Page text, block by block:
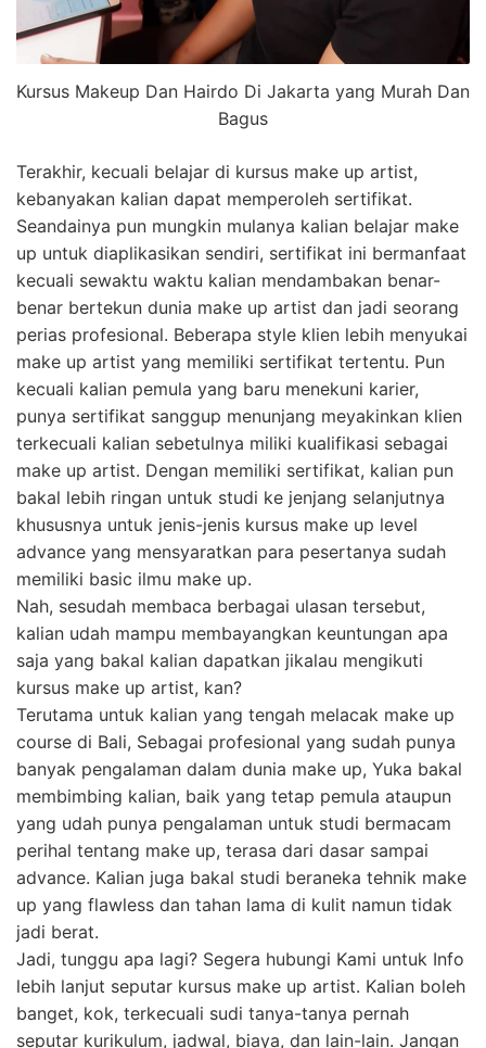
Kursus Makeup Dan Hairdo Di Jakarta yang Murah Dan
Bagus
Terakhir, kecuali belajar di kursus make up artist,
kebanyakan kalian dapat memperoleh sertifikat.
Seandainya pun mungkin mulanya kalian belajar make
up untuk diaplikasikan sendiri, sertifikat ini bermanfaat
kecuali sewaktu waktu kalian mendambakan benar-
benar bertekun dunia make up artist dan jadi seorang
perias profesional. Beberapa style klien lebih menyukai
make up artist yang memiliki sertifikat tertentu. Pun
kecuali kalian pemula yang baru menekuni karier,
punya sertifikat sanggup menunjang meyakinkan klien
terkecuali kalian sebetulnya miliki kualifikasi sebagai
make up artist. Dengan memiliki sertifikat, kalian pun
bakal lebih ringan untuk studi ke jenjang selanjutnya
khususnya untuk jenis-jenis kursus make up level
advance yang mensyaratkan para pesertanya sudah
memiliki basic ilmu make up.
Nah, sesudah membaca berbagai ulasan tersebut,
kalian udah mampu membayangkan keuntungan apa
saja yang bakal kalian dapatkan jikalau mengikuti
kursus make up artist, kan?
Terutama untuk kalian yang tengah melacak make up
course di Bali, Sebagai profesional yang sudah punya
banyak pengalaman dalam dunia make up, Yuka bakal
membimbing kalian, baik yang tetap pemula ataupun
yang udah punya pengalaman untuk studi bermacam
perihal tentang make up, terasa dari dasar sampai
advance. Kalian juga bakal studi beraneka tehnik make
up yang flawless dan tahan lama di kulit namun tidak
jadi berat.
Jadi, tunggu apa lagi? Segera hubungi Kami untuk Info
lebih lanjut seputar kursus make up artist. Kalian boleh
banget, kok, terkecuali sudi tanya-tanya pernah
seputar kurikulum, jadwal, biaya, dan lain-lain. Jangan